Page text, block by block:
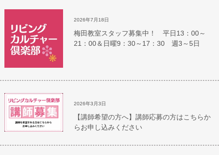
2026年7月18日
梅田教室スタッフ募集中！ 平日13：00～
21：00＆日曜9：30～17：30 週3～5日
2026年3月3日
【講師希望の方へ】講師応募の方はこちらか
らお申し込みください